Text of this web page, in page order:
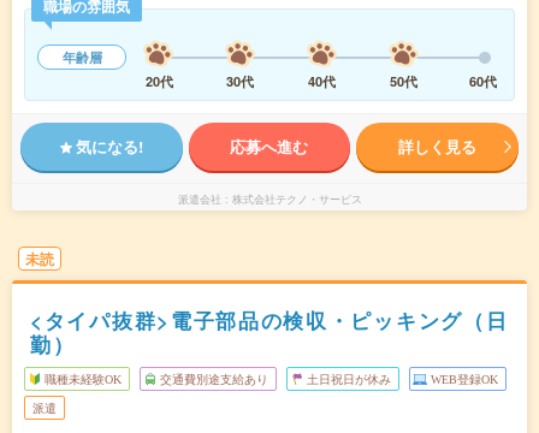
職場の雰囲気
年齢層
20代
30代 40代 50代 60代
気になる! 応募へ進む 詳しく見る
派遣会社 株式会社テクノ・サービス
未読
<タイパ抜群>電子部品の検収・ピッキング（日
勤）
職種未経験OK 交通費別途支給あり 土日祝日が休み WEB登録OK
派遣